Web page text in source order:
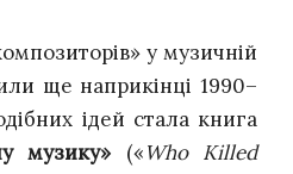
у музичній
ще наприкінці 1990–
ідей стала книга
музику» («Who Killed